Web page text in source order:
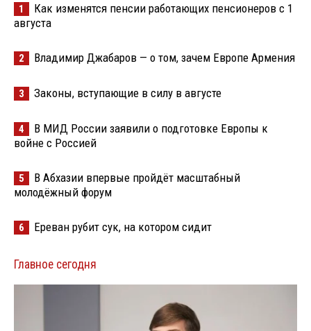
1
Как изменятся пенсии работающих пенсионеров с 1
августа
2 Владимир Джабаров — о том, зачем Европе Армения
3 Законы, вступающие в силу в августе
4
В МИД России заявили о подготовке Европы к
войне с Россией
5
В Абхазии впервые пройдёт масштабный
молодёжный форум
6 Ереван рубит сук, на котором сидит
Главное сегодня